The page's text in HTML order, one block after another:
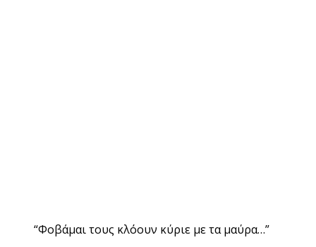
“Φοβάμαι τους κλόουν κύριε με τα μαύρα…”